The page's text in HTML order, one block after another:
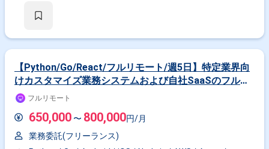
【Python/Go/React/フルリモート/週5日】特定業界向
けカスタマイズ業務システムおよび自社SaaSのフルス
タック開発支援
フルリモート
650,000 〜 800,000円/月
業務委託(フリーランス)